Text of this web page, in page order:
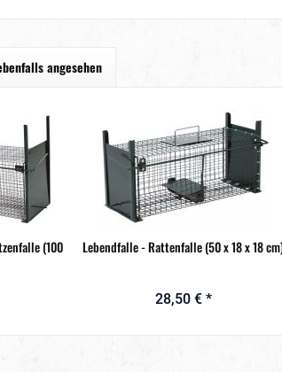
angesehen
(100
Lebendfalle - Rattenfalle (50 x 18 x 18
28,50 € *